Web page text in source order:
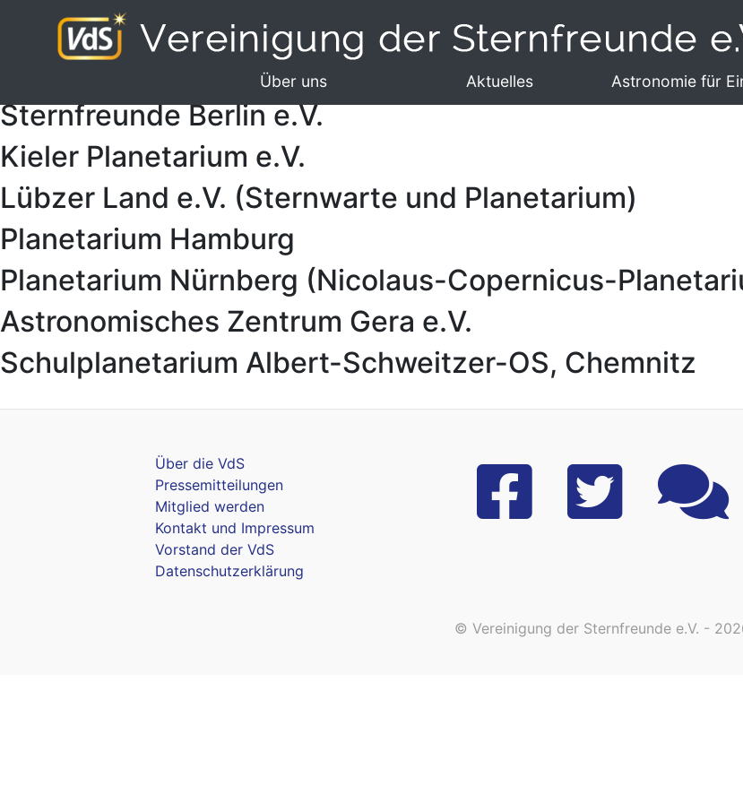
Über uns Aktuelles Astronomie für
URANIA Planetarium und Bruno H. Bürgel-
Sternfreunde Berlin e.V.
Kieler Planetarium e.V.
Lübzer Land e.V. (Sternwarte und Planetarium)
Planetarium Hamburg
Planetarium Nürnberg (Nicolaus-Copernicus-
Astronomisches Zentrum Gera e.V.
Schulplanetarium Albert-Schweitzer-OS, Chemnitz
Über die VdS
Pressemitteilungen
Mitglied werden
Kontakt und Impressum
Vorstand der VdS
Datenschutzerklärung
© Vereinigung der Sternfreunde e.V. -